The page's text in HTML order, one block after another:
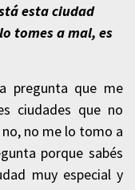
esta ciudad
tomes a mal, es
pregunta que me
ciudades que no
no me lo tomo a
porque sabés
muy especial y